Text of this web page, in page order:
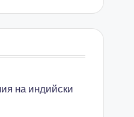
на индийски